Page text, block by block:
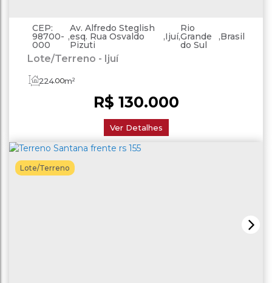
Lote/Terreno - Ijuí
R$ 130.000
CEP:
98700-
000
,
Av. Alfredo Steglish
esq. Rua Osvaldo
Pizuti
,Ijuí,
Rio
Grande
do Sul
,Brasil
224.00m²
Ver Detalhes
Lote/Terreno